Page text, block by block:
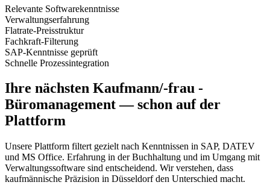
Relevante Softwarekenntnisse
Verwaltungserfahrung
Flatrate-Preisstruktur
Fachkraft-Filterung
SAP-Kenntnisse geprüft
Schnelle Prozessintegration
Ihre nächsten Kaufmann/-frau -
Büromanagement— schon auf der
Plattform
Unsere Plattform filtert gezielt nach Kenntnissen in SAP, DATEV
und MS Office. Erfahrung in der Buchhaltung und im Umgang mit
Verwaltungssoftware sind entscheidend. Wir verstehen, dass
kaufmännische Präzision in Düsseldorf den Unterschied macht.